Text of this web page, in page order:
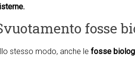
fosse
stesso modo, anche le fosse